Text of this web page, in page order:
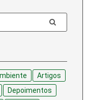
Artigos
Depoimentos